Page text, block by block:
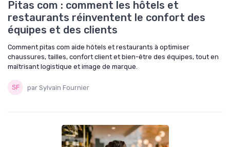
Pitas com : comment les hôtels et
restaurants réinventent le confort des
équipes et des clients
Comment pitas com aide hôtels et restaurants à optimiser
chaussures, tailles, confort client et bien-être des équipes, tout en
maîtrisant logistique et image de marque.
par Sylvain Fournier